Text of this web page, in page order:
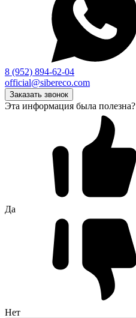
8 (952) 894-62-04
official@sibereco.com
Заказать звонок
Эта информация была полезна?
Да
Нет